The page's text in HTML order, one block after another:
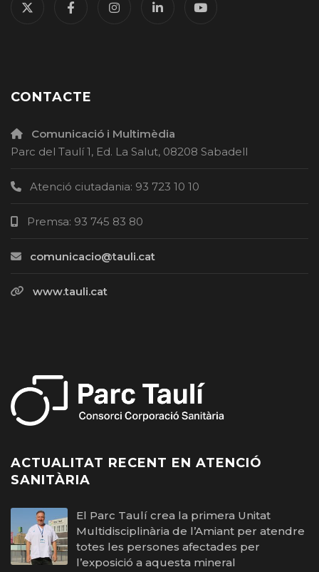
CONTACTE
Comunicació i Multimèdia
Parc del Taulí 1, Ed. La Salut, 08208 Sabadell
Atenció ciutadania: 93 723 10 10
Premsa: 93 745 83 80
comunicacio@tauli.cat
www.tauli.cat
ACTUALITAT RECENT EN ATENCIÓ
SANITÀRIA
El Parc Taulí crea la primera Unitat
Multidisciplinària de l’Amiant per atendre
totes les persones afectades per
l’exposició a aquesta mineral